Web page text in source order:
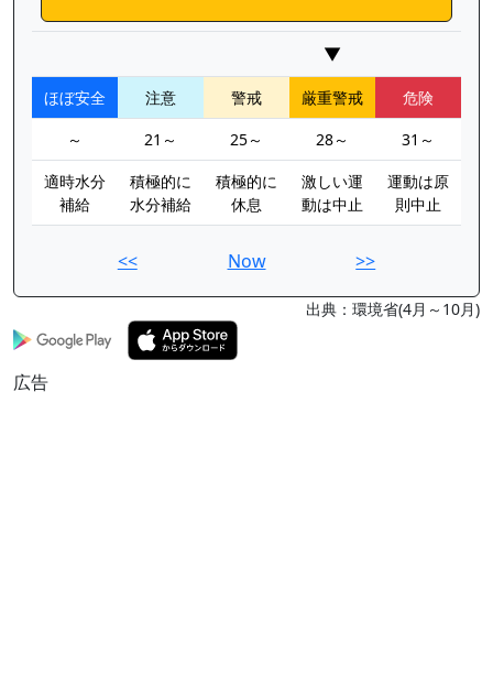
▼
ほぼ安全 注意 警戒 厳重警戒
危険
～
21～ 25～ 28～
31～
適時水分
補給
積極的に
水分補給
積極的に
休息
激しい運
動は中止
運動は原
則中止
<< Now >>
出典：環境省(4月～10月)
広告